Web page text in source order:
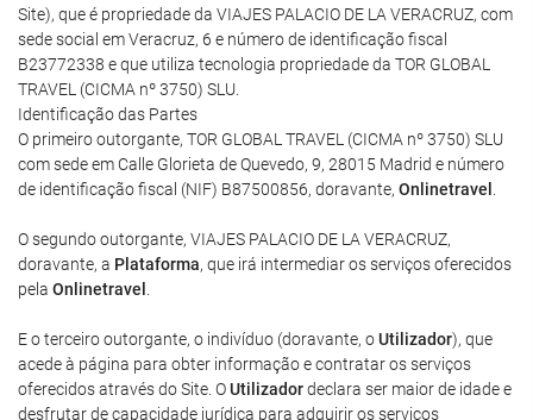
Site), que é propriedade da VIAJES PALACIO DE LA VERACRUZ, com
sede social em Veracruz, 6 e número de identificação fiscal
B23772338 e que utiliza tecnologia propriedade da TOR GLOBAL
TRAVEL (CICMA nº 3750) SLU.
Identificação das Partes
O primeiro outorgante, TOR GLOBAL TRAVEL (CICMA nº 3750) SLU
com sede em Calle Glorieta de Quevedo, 9, 28015 Madrid e número
de identificação fiscal (NIF) B87500856, doravante, Onlinetravel
O segundo outorgante, VIAJES PALACIO DE LA VERACRUZ,
doravante, a Plataforma, que irá intermediar os serviços oferecidos
pela Onlinetravel
E o terceiro outorgante, o indivíduo (doravante, oUtilizador), que
acede à página para obter informação e contratar os serviços
oferecidos através do Site. OUtilizadordeclara ser maior de idade e
desfrutar de capacidade jurídica para adquirir os serviços